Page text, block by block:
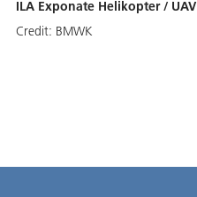
ILA Exponate Helikopter / UAV
Credit: BMWK